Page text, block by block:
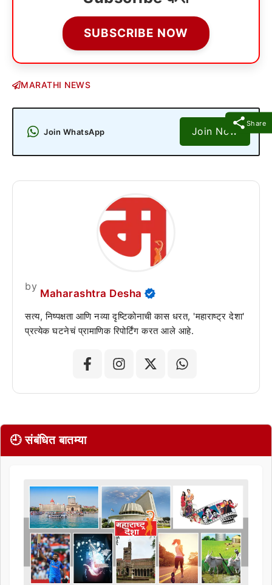
Share
SUBSCRIBE NOW
MARATHI NEWS
Join WhatsApp Join Now
by
Maharashtra Desha
सत्य, निष्पक्षता आणि नव्या दृष्टिकोनाची कास धरत, 'महाराष्ट्र देशा'
प्रत्येक घटनेचं प्रामाणिक रिपोर्टिंग करत आले आहे.
🕘 संबंधित बातम्या